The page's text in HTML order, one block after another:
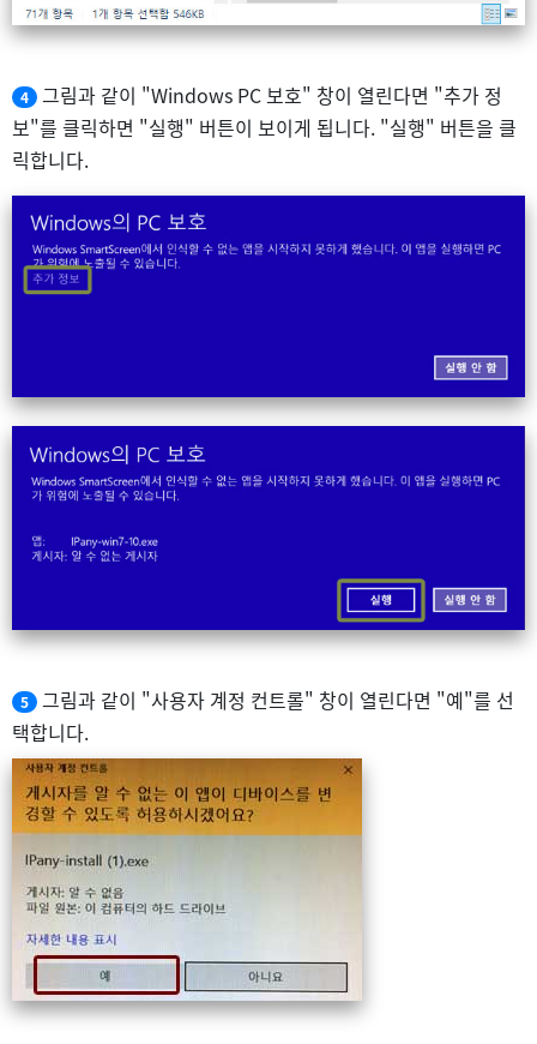
4
그림과 같이 "Windows PC 보호" 창이 열린다면 "추가 정
보"를 클릭하면 "실행" 버튼이 보이게 됩니다. "실행" 버튼을 클
릭합니다.
5
그림과 같이 "사용자 계정 컨트롤" 창이 열린다면 "예"를 선
택합니다.